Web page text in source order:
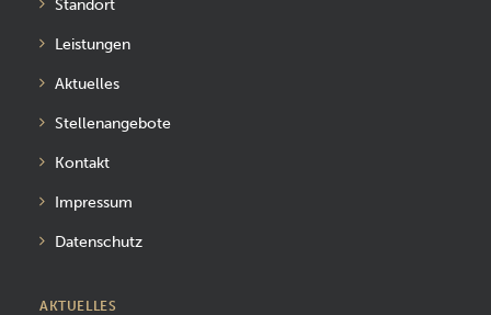
Standort
Leistungen
Aktuelles
Stellenangebote
Kontakt
Impressum
Datenschutz
AKTUELLES